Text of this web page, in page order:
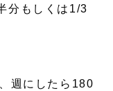
分もしくは1/3
週にしたら180